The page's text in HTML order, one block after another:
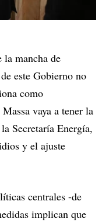
mancha de
este Gobierno no
como
vaya a tener la
Secretaría Energía,
y el ajuste
centrales -de
implican que